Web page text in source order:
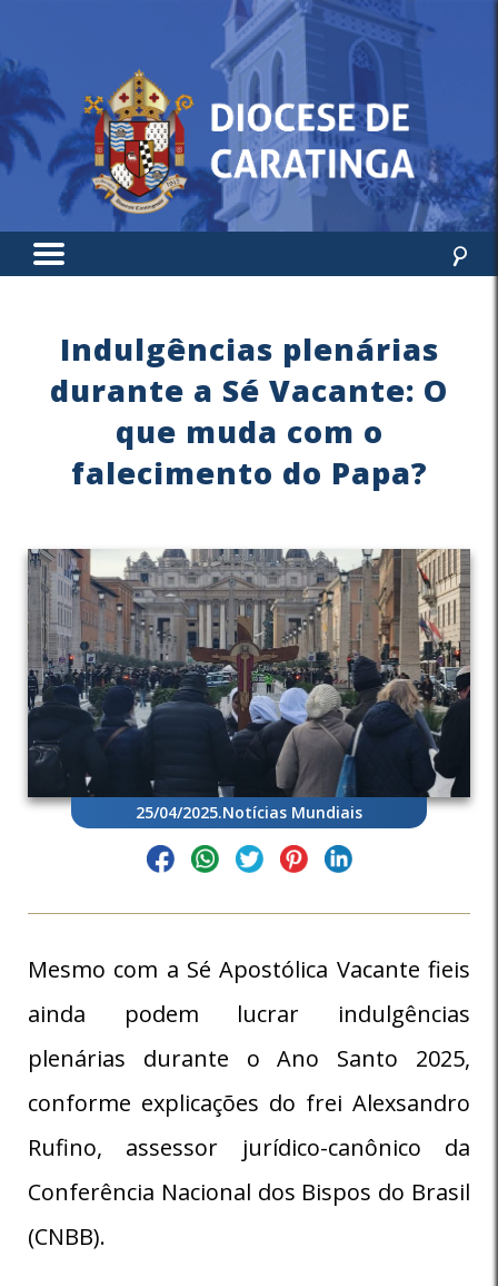
Indulgências plenárias
durante a Sé Vacante: O
que muda com o
falecimento do Papa?
25/04/2025.Notícias Mundiais
Mesmo com a Sé Apostólica Vacante fieis
ainda podem lucrar indulgências
plenárias durante o Ano Santo 2025,
conforme explicações do frei Alexsandro
Rufino, assessor jurídico-canônico da
Conferência Nacional dos Bispos do Brasil
(CNBB).